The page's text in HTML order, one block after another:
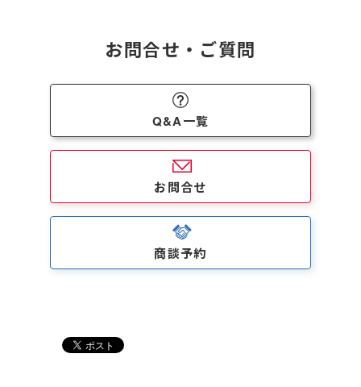
お問合せ・ご質問
Q&A一覧
お問合せ
商談予約